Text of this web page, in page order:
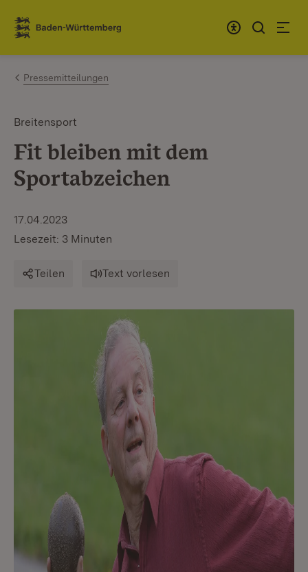
Zum Inhalt springen
Link zur Startseite
Pressemitteilungen
Breitensport
Fit bleiben mit dem
Sportabzeichen
17.04.2023
Lesezeit: 3 Minuten
Teilen Text vorlesen